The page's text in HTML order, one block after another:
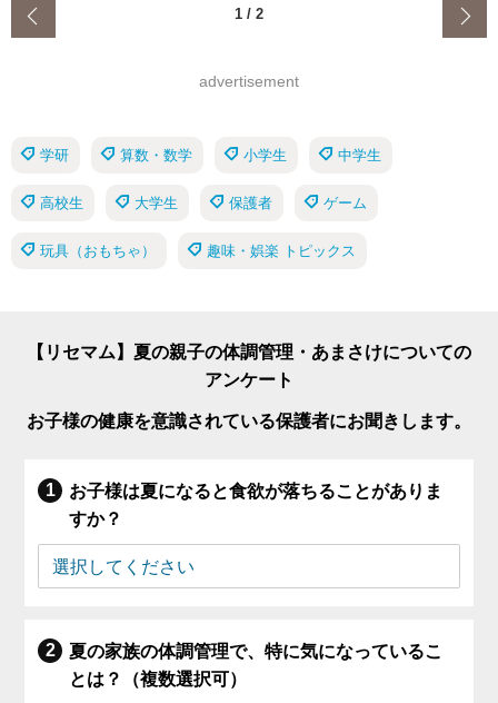
1 / 2
advertisement
学研 算数・数学 小学生 中学生
高校生 大学生 保護者 ゲーム
玩具（おもちゃ） 趣味・娯楽 トピックス
【リセマム】夏の親子の体調管理・あまさけについての
アンケート
お子様の健康を意識されている保護者にお聞きします。
お子様は夏になると食欲が落ちることがありま
すか？
夏の家族の体調管理で、特に気になっているこ
とは？（複数選択可）